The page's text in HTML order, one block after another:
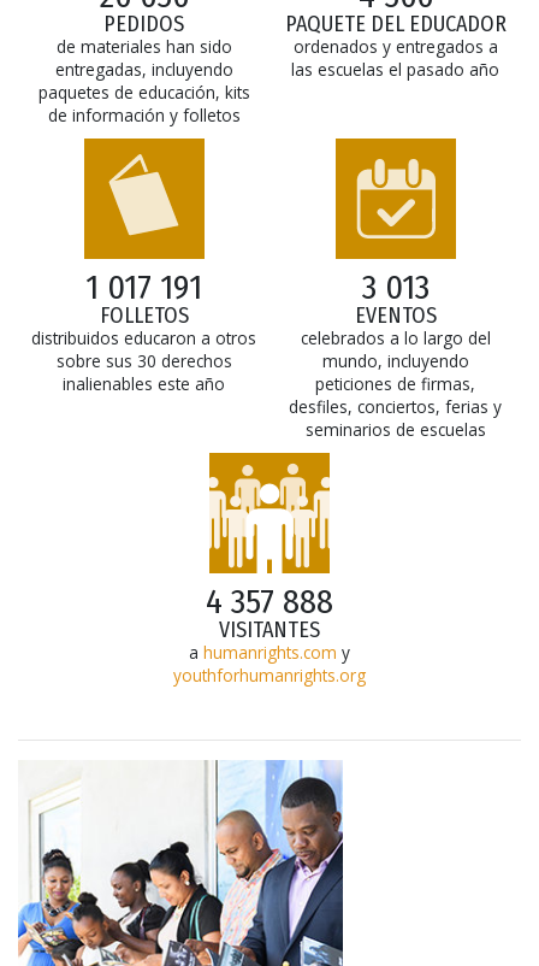
PEDIDOS
de materiales han sido
entregadas, incluyendo
paquetes de educación, kits
de información y folletos
PAQUETE DEL EDUCADOR
ordenados y entregados a
las escuelas el pasado año
1 017 191
FOLLETOS
distribuidos educaron a otros
sobre sus 30 derechos
inalienables este año
3 013
EVENTOS
celebrados a lo largo del
mundo, incluyendo
peticiones de firmas,
desfiles, conciertos, ferias y
seminarios de escuelas
4 357 888
VISITANTES
a humanrights.com y
youthforhumanrights.org